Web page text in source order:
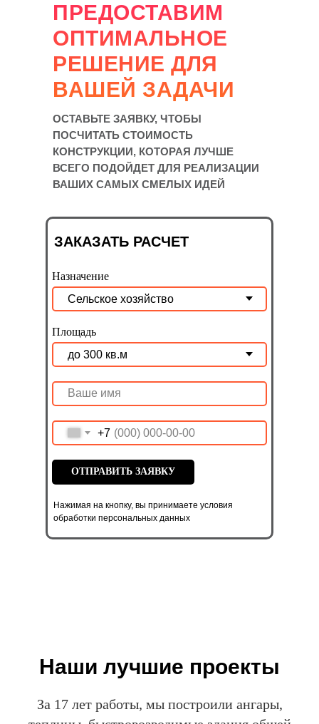
Нажимая на кнопку, вы принимаете условия
обработки персональных данных
Назначение
Площадь
+7
ОТПРАВИТЬ ЗАЯВКУ
ЗАКАЗАТЬ РАСЧЕТ
ПРЕДОСТАВИМ
ОПТИМАЛЬНОЕ
РЕШЕНИЕ ДЛЯ
ВАШЕЙ ЗАДАЧИ
ОСТАВЬТЕ ЗАЯВКУ, ЧТОБЫ
ПОСЧИТАТЬ СТОИМОСТЬ
КОНСТРУКЦИИ, КОТОРАЯ ЛУЧШЕ
ВСЕГО ПОДОЙДЕТ ДЛЯ РЕАЛИЗАЦИИ
ВАШИХ САМЫХ СМЕЛЫХ ИДЕЙ
Наши лучшие проекты
За 17 лет работы, мы построили ангары,